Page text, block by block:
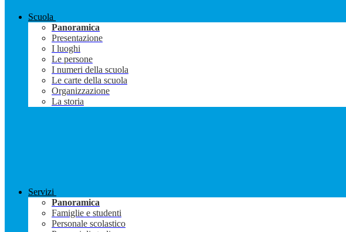
Scuola
Panoramica
Presentazione
I luoghi
Le persone
I numeri della scuola
Le carte della scuola
Organizzazione
La storia
Servizi
Panoramica
Famiglie e studenti
Personale scolastico